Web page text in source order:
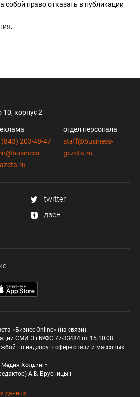
собой право отказать в публикации
.
10, корпус 2
(843) 203-48-47
отдел персонала
staff@business-
gazeta.ru
twitter
дзен
«Бизнес Online» (на связи).
СМИ Эл №ФС 77-33484 от 15.10.08.
по надзору в сфере связи и массовых
Холдинг»
А.В. Брусницын
данных